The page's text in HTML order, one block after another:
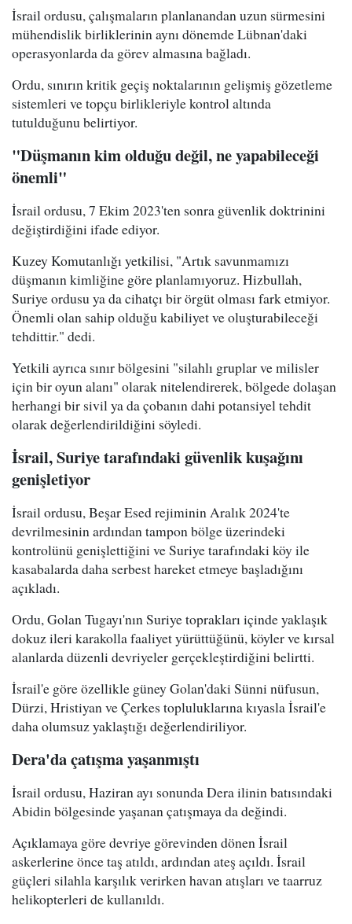
İsrail ordusu, çalışmaların planlanandan uzun sürmesini
mühendislik birliklerinin aynı dönemde Lübnan'daki
operasyonlarda da görev almasına bağladı.
Ordu, sınırın kritik geçiş noktalarının gelişmiş gözetleme
sistemleri ve topçu birlikleriyle kontrol altında
tutulduğunu belirtiyor.
"Düşmanın kim olduğu değil, ne yapabileceği
önemli"
İsrail ordusu, 7 Ekim 2023'ten sonra güvenlik doktrinini
değiştirdiğini ifade ediyor.
Kuzey Komutanlığı yetkilisi, "Artık savunmamızı
düşmanın kimliğine göre planlamıyoruz. Hizbullah,
Suriye ordusu ya da cihatçı bir örgüt olması fark etmiyor.
Önemli olan sahip olduğu kabiliyet ve oluşturabileceği
tehdittir." dedi.
Yetkili ayrıca sınır bölgesini "silahlı gruplar ve milisler
için bir oyun alanı" olarak nitelendirerek, bölgede dolaşan
herhangi bir sivil ya da çobanın dahi potansiyel tehdit
olarak değerlendirildiğini söyledi.
İsrail, Suriye tarafındaki güvenlik kuşağını
genişletiyor
İsrail ordusu, Beşar Esed rejiminin Aralık 2024'te
devrilmesinin ardından tampon bölge üzerindeki
kontrolünü genişlettiğini ve Suriye tarafındaki köy ile
kasabalarda daha serbest hareket etmeye başladığını
açıkladı.
Ordu, Golan Tugayı'nın Suriye toprakları içinde yaklaşık
dokuz ileri karakolla faaliyet yürüttüğünü, köyler ve kırsal
alanlarda düzenli devriyeler gerçekleştirdiğini belirtti.
İsrail'e göre özellikle güney Golan'daki Sünni nüfusun,
Dürzi, Hristiyan ve Çerkes topluluklarına kıyasla İsrail'e
daha olumsuz yaklaştığı değerlendiriliyor.
Dera'da çatışma yaşanmıştı
İsrail ordusu, Haziran ayı sonunda Dera ilinin batısındaki
Abidin bölgesinde yaşanan çatışmaya da değindi.
Açıklamaya göre devriye görevinden dönen İsrail
askerlerine önce taş atıldı, ardından ateş açıldı. İsrail
güçleri silahla karşılık verirken havan atışları ve taarruz
helikopterleri de kullanıldı.